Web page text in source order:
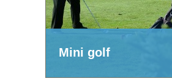
Mini golf